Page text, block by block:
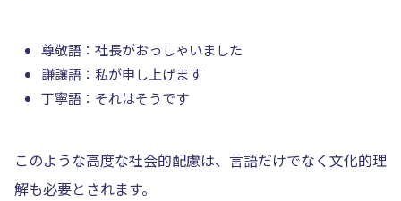
尊敬語：社長がおっしゃいました
謙譲語：私が申し上げます
丁寧語：それはそうです
このような高度な社会的配慮は、言語だけでなく文化的理
解も必要とされます。